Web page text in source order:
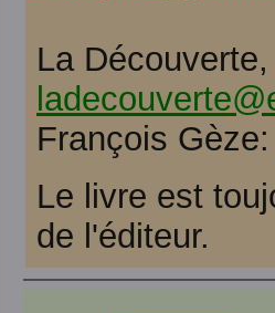
La
François
Le livre est
de l'éditeur.